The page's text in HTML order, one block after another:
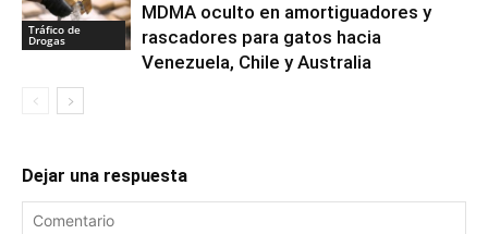
Tráfico de
Drogas
MDMA oculto en amortiguadores y
rascadores para gatos hacia
Venezuela, Chile y Australia
Dejar una respuesta